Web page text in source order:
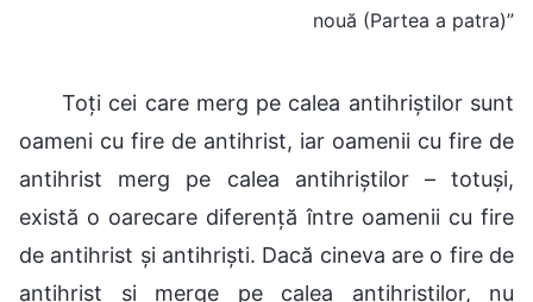
nouă (Partea a patra)”
Toți cei care merg pe calea antihriștilor sunt
oameni cu fire de antihrist, iar oamenii cu fire de
antihrist merg pe calea antihriștilor – totuși,
există o oarecare diferență între oamenii cu fire
de antihrist și antihriști. Dacă cineva are o fire de
antihrist și merge pe calea antihriștilor, nu